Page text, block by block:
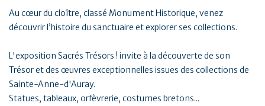
Au cœur du cloître, classé Monument Historique, venez
découvrir l’histoire du sanctuaire et explorer ses collections.
L'exposition Sacrés Trésors ! invite à la découverte de son
Trésor et des œuvres exceptionnelles issues des collections de
Sainte-Anne-d'Auray.
Statues, tableaux, orfèvrerie, costumes bretons...